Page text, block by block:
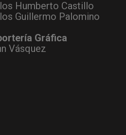
Humberto Castillo
Guillermo Palomino
Gráfica
Vásquez